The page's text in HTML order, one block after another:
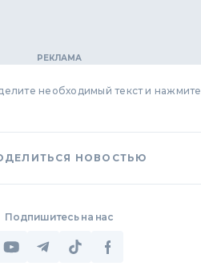
необходимый текст и нажмите
НОВОСТЬЮ
Подпишитесь на нас